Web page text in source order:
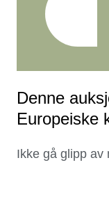
Denne
Europeiske
Ikke gå glipp av